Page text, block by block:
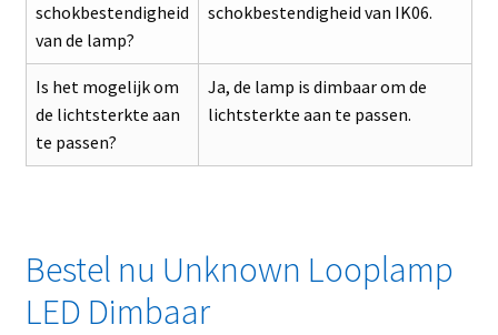
schokbestendigheid
van de lamp?
schokbestendigheid van IK06.
Is het mogelijk om
de lichtsterkte aan
te passen?
Ja, de lamp is dimbaar om de
lichtsterkte aan te passen.
Bestel nu Unknown Looplamp
LED Dimbaar